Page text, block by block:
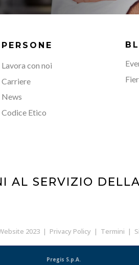
PERSONE
Lavora con noi
Carriere
News
Codice Etico
AL SERVIZIO
2023 | Privacy Policy| Termini |
Pregis S.p.A.